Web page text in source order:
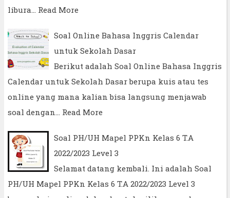
libura…
Read More
Soal Online Bahasa Inggris Calendar
untuk Sekolah Dasar
Berikut adalah Soal Online Bahasa Inggris
Calendar untuk Sekolah Dasar berupa kuis atau tes
online yang mana kalian bisa langsung menjawab
soal dengan…
Read More
Soal PH/UH Mapel PPKn Kelas 6 T.A
2022/2023 Level 3
Selamat datang kembali. Ini adalah Soal
PH/UH Mapel PPKn Kelas 6 T.A 2022/2023 Level 3